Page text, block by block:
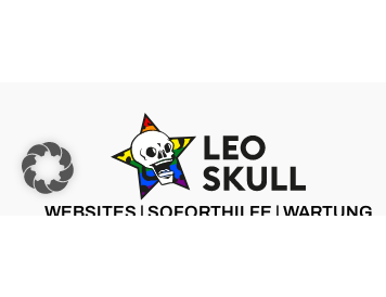
WEBSITES | SOFORTHILFE | WARTUNG